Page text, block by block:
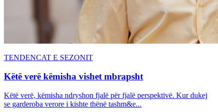
TENDENCAT E SEZONIT
Këtë verë këmisha vishet mbrapsht
Këtë verë, këmisha ndryshon fjalë për fjalë perspektivë. Kur dukej
se garderoba verore i kishte thënë tashm&e...